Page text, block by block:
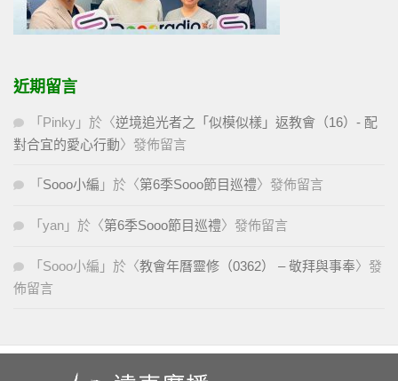
近期留言
「 Pinky 」於〈逆境追光者之「似模似樣」返教會（16）- 配
對合宜的愛心行動〉發佈留言
「 Sooo小編 」於〈第6季Sooo節目巡禮〉發佈留言
「 yan 」於〈第6季Sooo節目巡禮〉發佈留言
「 Sooo小編 」於〈教會年曆靈修（0362） – 敬拜與事奉〉發
佈留言